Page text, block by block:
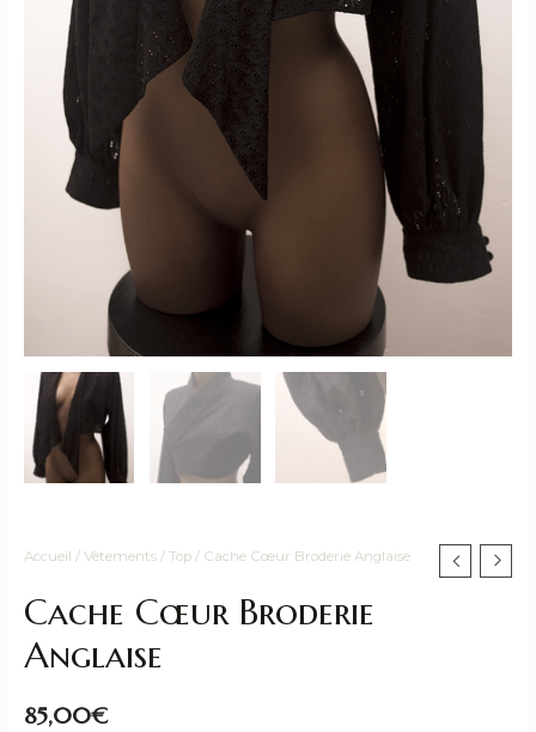
Accueil / Vêtements/ Top/ Cache Cœur Broderie Anglaise
Cache Cœur Broderie
Anglaise
85,00€